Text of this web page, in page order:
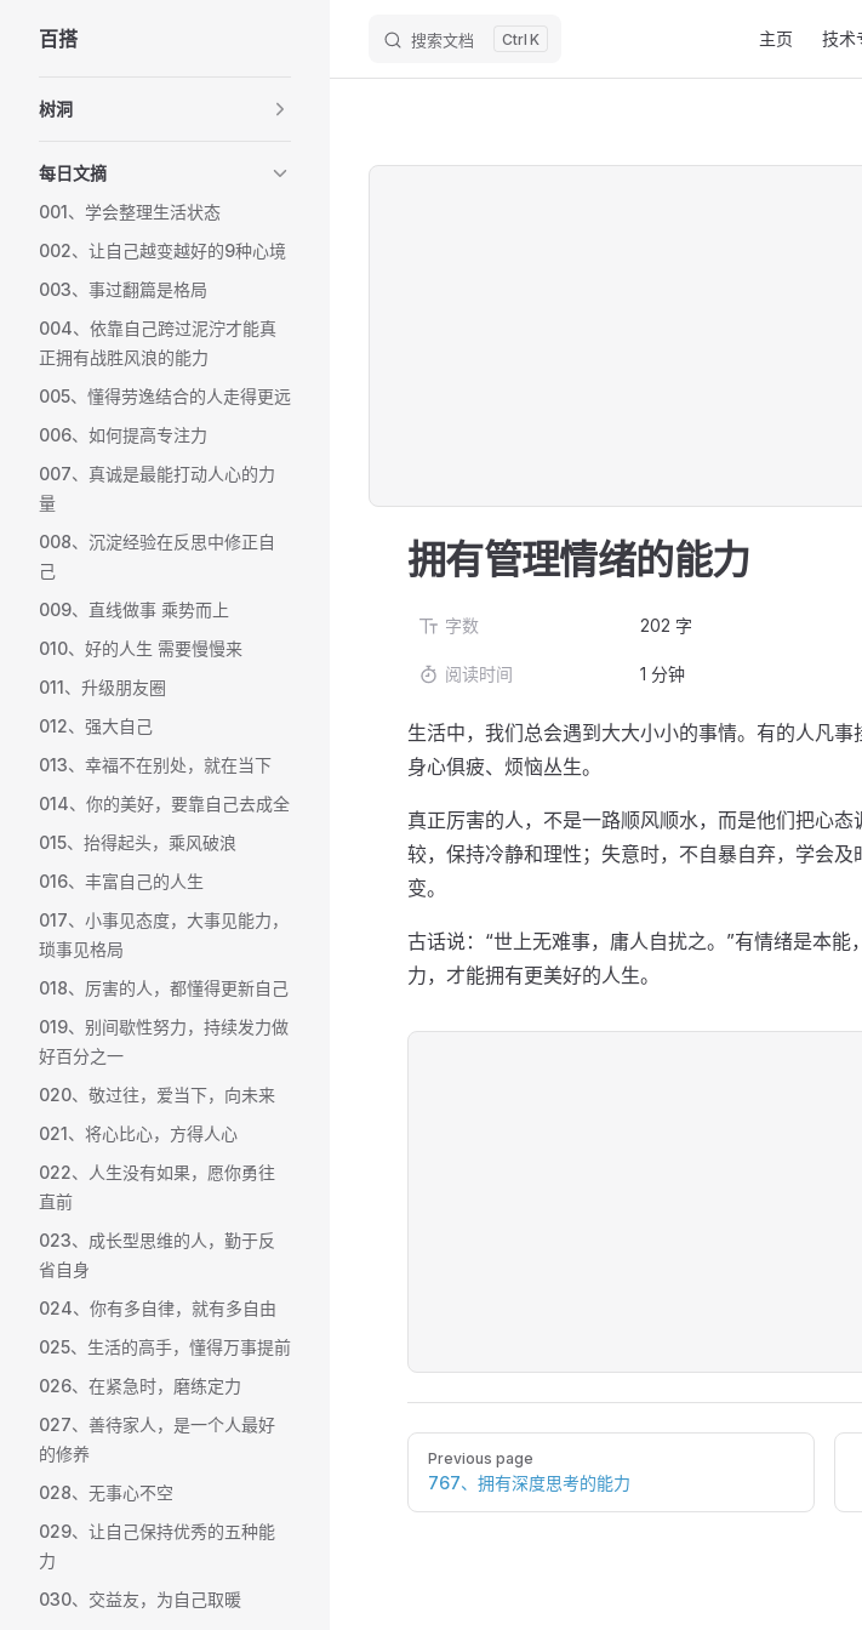
Skip to content
百搭 搜索文档 K 主页 技术
树洞
每日文摘
001、学会整理生活状态
002、让自己越变越好的9种心境
003、事过翻篇是格局
004、依靠自己跨过泥泞才能真
正拥有战胜风浪的能力
005、懂得劳逸结合的人走得更远
006、如何提高专注力
007、真诚是最能打动人心的力
量
008、沉淀经验在反思中修正自
己
009、直线做事 乘势而上
010、好的人生 需要慢慢来
011、升级朋友圈
012、强大自己
013、幸福不在别处，就在当下
014、你的美好，要靠自己去成全
015、抬得起头，乘风破浪
016、丰富自己的人生
017、小事见态度，大事见能力，
琐事见格局
018、厉害的人，都懂得更新自己
019、别间歇性努力，持续发力做
好百分之一
020、敬过往，爱当下，向未来
021、将心比心，方得人心
022、人生没有如果，愿你勇往
直前
023、成长型思维的人，勤于反
省自身
024、你有多自律，就有多自由
025、生活的高手，懂得万事提前
026、在紧急时，磨练定力
027、善待家人，是一个人最好
的修养
028、无事心不空
029、让自己保持优秀的五种能
力
030、交益友，为自己取暖
拥有管理情绪的能力
字数 202 字
阅读时间 1 分钟
生活中，我们总会遇到大大小小的事情。有的人凡
身心俱疲、烦恼丛生。
真正厉害的人，不是一路顺风顺水，而是他们把心
较，保持冷静和理性；失意时，不自暴自弃，学会
变。
古话说：“世上无难事，庸人自扰之。”有情绪是本
力，才能拥有更美好的人生。
Pager
Previous page
767、拥有深度思考的能力